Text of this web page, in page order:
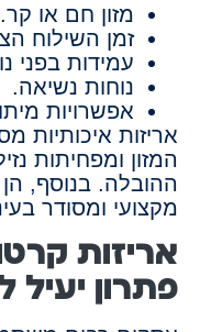
מזון חם או קר.
זמן השילוח
עמידות בפני
נוחות נשיאה.
אפשרויות
אריזות איכותיות
המזון ומפחיתות
ההובלה. בנוסף,
מקצועי ומסודר
אריזות
פתרון יעיל